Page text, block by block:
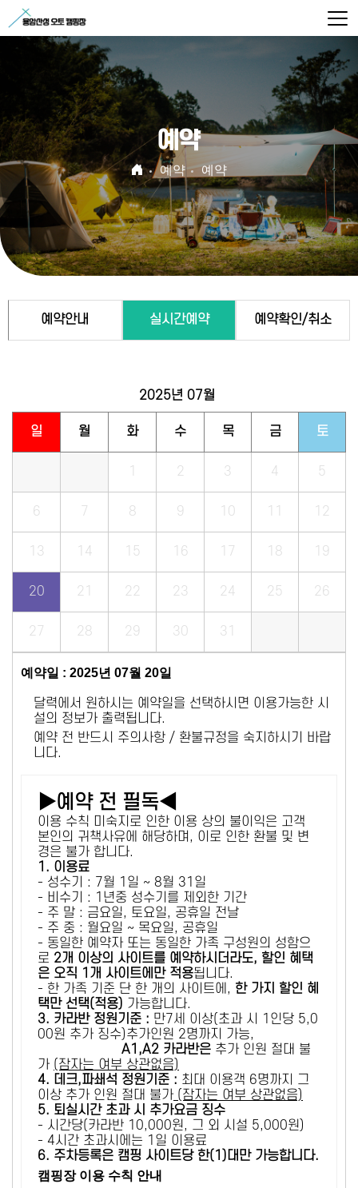
예약
예약 예약
예약안내 실시간예약 예약확인/취소
2025년 07월
일 월 화 수 목 금 토
1 2 3 4 5
6 7 8 9 10 11 12
13 14 15 16 17 18 19
20 21 22 23 24 25 26
27 28 29 30 31
예약일 : 2025년 07월 20일
달력에서 원하시는 예약일을 선택하시면 이용가능한 시
설의 정보가 출력됩니다.
예약 전 반드시 주의사항 / 환불규정을 숙지하시기 바랍
니다.
▶예약 전 필독◀
이용 수칙 미숙지로 인한 이용 상의 불이익은 고객
본인의 귀책사유에 해당하며, 이로 인한 환불 및 변
경은 불가 합니다.
1. 이용료
- 성수기 : 7월 1일 ~ 8월 31일
- 비수기 : 1년중 성수기를 제외한 기간
- 주 말 : 금요일, 토요일, 공휴일 전날
- 주 중 : 월요일 ~ 목요일, 공휴일
- 동일한 예약자 또는 동일한 가족 구성원의 성함으
로 2개 이상의 사이트를 예약하시더라도, 할인 혜택
은 오직 1개 사이트에만 적용됩니다.
- 한 가족 기준 단 한 개의 사이트에, 한 가지 할인 혜
택만 선택(적용) 가능합니다.
3. 카라반 정원기준 : 만7세 이상(초과 시 1인당 5,0
00원 추가 징수)추가인원 2명까지 가능,
A1,A2 카라반은 추가 인원 절대 불
가 (잠자는 여부 상관없음)
4. 데크,파쇄석 정원기준 : ​최대 이용객 6명까지 그
이상 추가 인원 절대 불가 (잠자는 여부 상관없음)
5. 퇴실시간 초과 시 추가요금 징수
- 시간당(카라반 10,000원, 그 외 시설 5,000원)
- 4시간 초과시에는 1일 이용료
6. 주차등록은 캠핑 사이트당 한(1)대만 가능합니다.
캠핑장 이용 수칙 안내